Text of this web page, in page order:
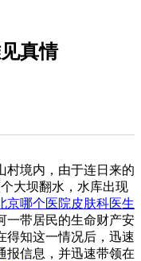
真情
村境内，由于连日来的
大坝翻水，水库出现
京哪个医院皮肤科医生
一带居民的生命财产安
得知这一情况后，迅速
报信息，并迅速带领在